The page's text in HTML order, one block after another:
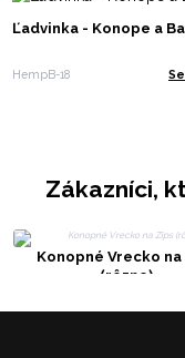
Ľadvinka - Konope a
HempB-18
Zákazníci,
Konopné Vrecko na
(rôzne)